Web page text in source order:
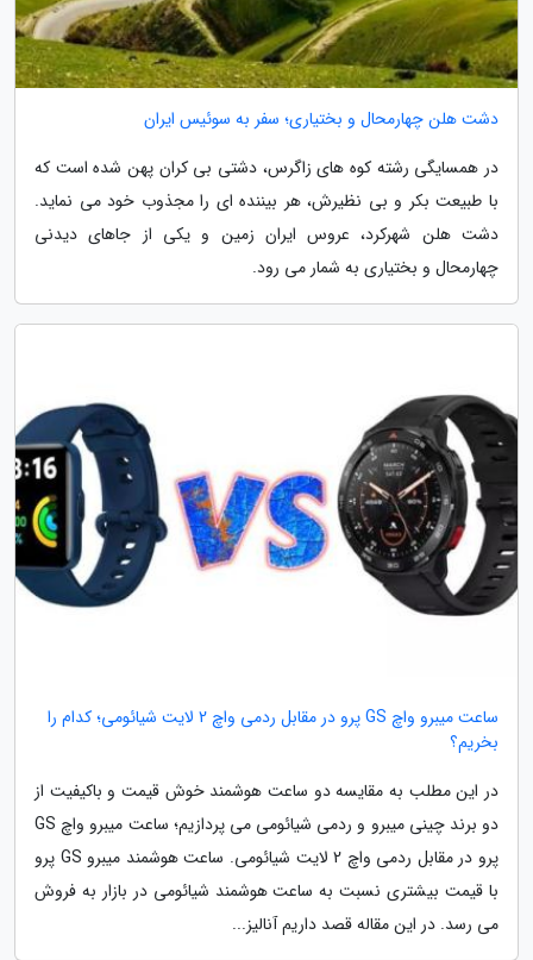
دشت هلن چهارمحال و بختیاری؛ سفر به سوئیس ایران
در همسایگی رشته کوه های زاگرس، دشتی بی کران پهن شده است که
با طبیعت بکر و بی نظیرش، هر بیننده ای را مجذوب خود می نماید.
دشت هلن شهرکرد، عروس ایران زمین و یکی از جاهای دیدنی
چهارمحال و بختیاری به شمار می رود.
ساعت میبرو واچ GS پرو در مقابل ردمی واچ 2 لایت شیائومی؛ کدام را
بخریم؟
در این مطلب به مقایسه دو ساعت هوشمند خوش قیمت و باکیفیت از
دو برند چینی میبرو و ردمی شیائومی می پردازیم؛ ساعت میبرو واچ GS
پرو در مقابل ردمی واچ 2 لایت شیائومی. ساعت هوشمند میبرو GS پرو
با قیمت بیشتری نسبت به ساعت هوشمند شیائومی در بازار به فروش
می رسد. در این مقاله قصد داریم آنالیز...